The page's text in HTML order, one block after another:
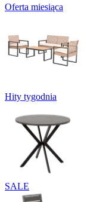
Oferta miesiąca
Hity tygodnia
SALE